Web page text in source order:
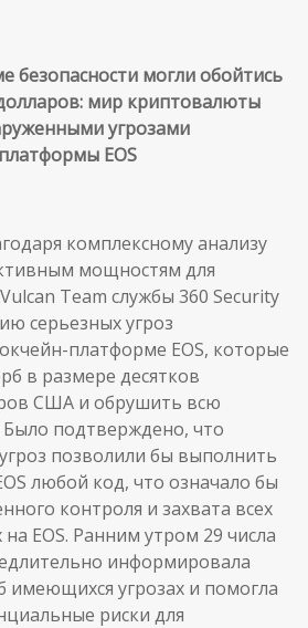
безопасности могли обойтись
мир криптовалюты
угрозами
EOS
комплексному анализу
мощностям для
Team службы 360 Security
серьезных угроз
платформе EOS, которые
в размере десятков
США и обрушить всю
подтверждено, что
позволили бы выполнить
любой код, что означало бы
контроля и захвата всех
EOS. Ранним утром 29 числа
информировала
имеющихся угрозах и помогла
риски для